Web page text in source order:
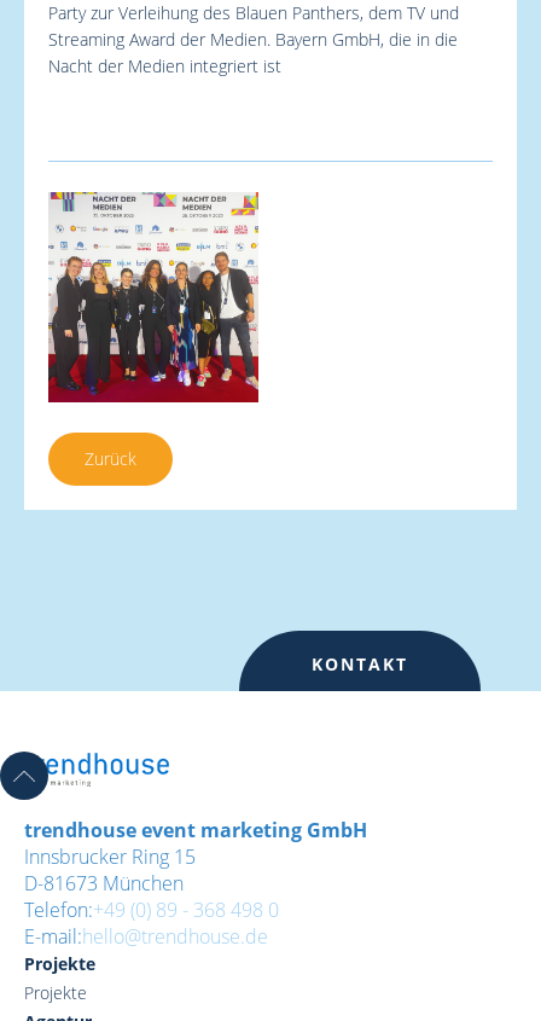
Party zur Verleihung des Blauen Panthers, dem TV und
Streaming Award der Medien. Bayern GmbH, die in die
Nacht der Medien integriert ist
Zurück
KONTAKT
trendhouse event marketing GmbH
Innsbrucker Ring 15
D-81673 München
Telefon:+49 (0) 89 - 368 498 0
E-mail:hello@trendhouse.de
Projekte
Projekte